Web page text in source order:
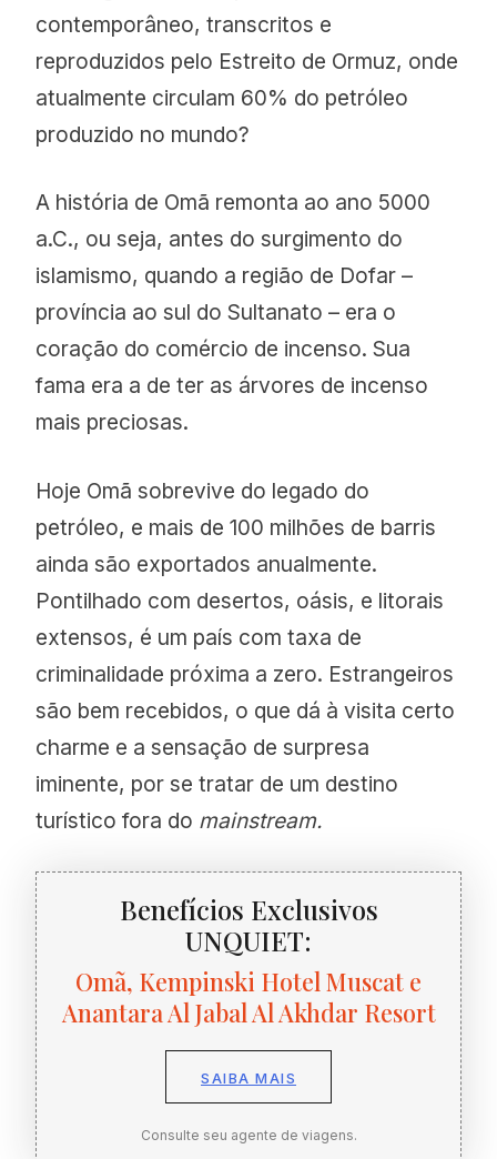
contemporâneo, transcritos e
reproduzidos pelo Estreito de Ormuz, onde
atualmente circulam 60% do petróleo
produzido no mundo?
A história de Omã remonta ao ano 5000
a.C., ou seja, antes do surgimento do
islamismo, quando a região de Dofar –
província ao sul do Sultanato – era o
coração do comércio de incenso. Sua
fama era a de ter as árvores de incenso
mais preciosas.
Hoje Omã sobrevive do legado do
petróleo, e mais de 100 milhões de barris
ainda são exportados anualmente.
Pontilhado com desertos, oásis, e litorais
extensos, é um país com taxa de
criminalidade próxima a zero. Estrangeiros
são bem recebidos, o que dá à visita certo
charme e a sensação de surpresa
iminente, por se tratar de um destino
turístico fora do mainstream.
Benefícios Exclusivos
UNQUIET:
Omã, Kempinski Hotel Muscat e
Anantara Al Jabal Al Akhdar Resort
SAIBA MAIS
Consulte seu agente de viagens.